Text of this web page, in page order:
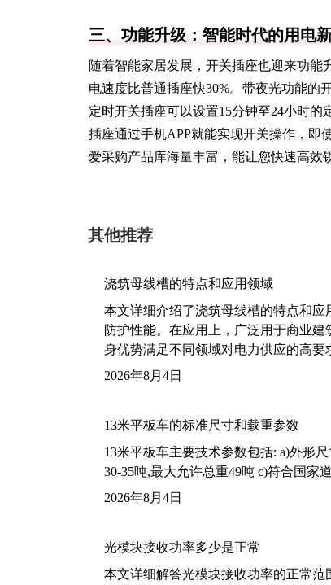
三、功能升级：智能时代的用电
随着智能家居发展，开关插座也迎来功
电速度比普通插座快30%。带夜光功能的
定时开关插座可以设置15分钟至24小时
插座通过手机APP就能实现开关操作，即
爱采购产品库海量丰富，能让您快速高效
其他推荐
浇筑母线槽的特点和应用领域
本文详细介绍了浇筑母线槽的特点和
防护性能。在应用上，广泛用于商业
身优势满足不同领域对电力供应的高要
2026年8月4日
13米平板车的标准尺寸和载重参数
13米平板车主要技术参数包括: a)外形
30-35吨,最大允许总重49吨 c)符合国家
2026年8月4日
光模块接收功率多少是正常
本文详细解答光模块接收功率的正常